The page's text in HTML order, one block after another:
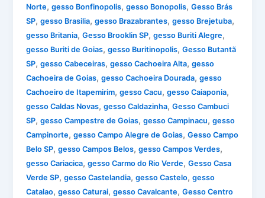
Norte,gesso Bonfinopolis,gesso Bonopolis,Gesso Brás
SP,gesso Brasilia,gesso Brazabrantes,gesso Brejetuba,
gesso Britania,Gesso Brooklin SP,gesso Buriti Alegre,
gesso Buriti de Goias,gesso Buritinopolis,Gesso Butantã
SP,gesso Cabeceiras,gesso Cachoeira Alta,gesso
Cachoeira de Goias,gesso Cachoeira Dourada,gesso
Cachoeiro de Itapemirim,gesso Cacu,gesso Caiaponia,
gesso Caldas Novas,gesso Caldazinha,Gesso Cambuci
SP,gesso Campestre de Goias,gesso Campinacu,gesso
Campinorte,gesso Campo Alegre de Goias,Gesso Campo
Belo SP,gesso Campos Belos,gesso Campos Verdes,
gesso Cariacica,gesso Carmo do Rio Verde,Gesso Casa
Verde SP,gesso Castelandia,gesso Castelo,gesso
Catalao,gesso Caturai,gesso Cavalcante,Gesso Centro